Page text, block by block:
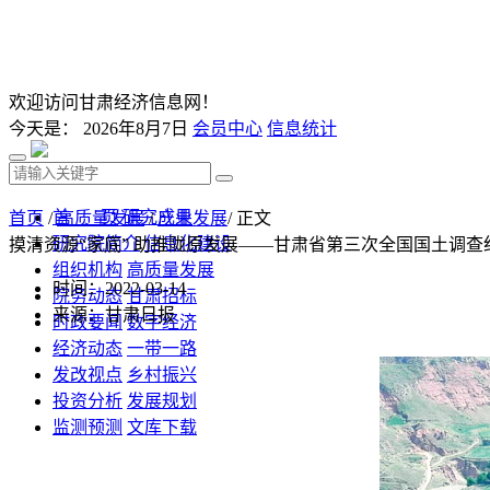
欢迎访问甘肃经济信息网！
今天是： 2026年8月7日 会员中心 信息统计
首 页 研究成果
研究院简介 信息化建设
组织机构 高质量发展
院务动态 甘肃招标
时政要闻 数字经济
经济动态 一带一路
发改视点 乡村振兴
投资分析 发展规划
监测预测 文库下载
首页 /高质量发展/产业发展/ 正文
摸清资源“家底” 助推陇原发展——甘肃省第三次全国国土调查
时间：2022-03-14
来源：甘肃日报